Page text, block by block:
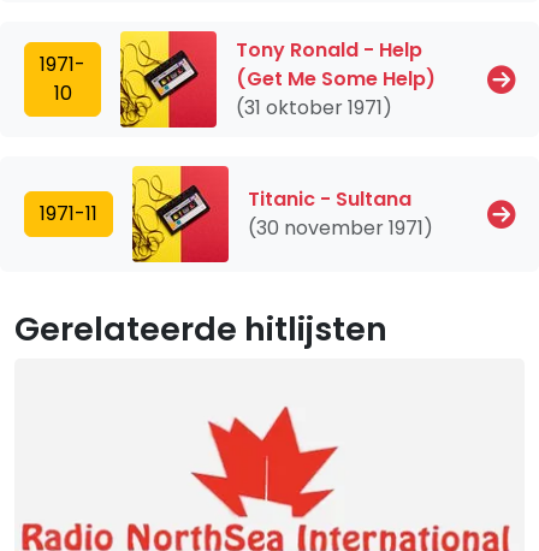
1971-
10
Tony Ronald - Help
(Get Me Some Help)
(31 oktober 1971)
1971-11
Titanic - Sultana
(30 november 1971)
Gerelateerde hitlijsten